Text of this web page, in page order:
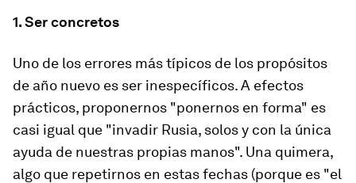
1. Ser concretos
Uno de los errores más típicos de los propósitos
de año nuevo es ser inespecíficos. A efectos
prácticos, proponernos "ponernos en forma" es
casi igual que "invadir Rusia, solos y con la única
ayuda de nuestras propias manos". Una quimera,
algo que repetirnos en estas fechas (porque es "el